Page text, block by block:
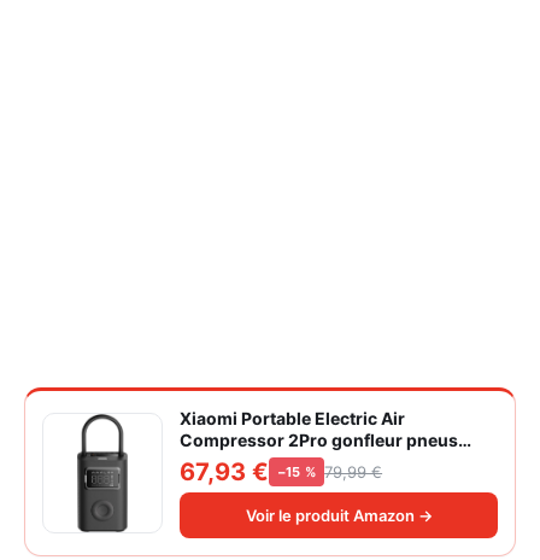
Xiaomi Portable Electric Air
Compressor 2Pro gonfleur pneus
voiture | ±1PSI Contrôle pression
pneus, 45s gonflage rapide, batterie
longue durée, avec éclairage, grand
cylindre à air 27 mm
67,93 € −15 % 79,99 €
Voir le produit Amazon →